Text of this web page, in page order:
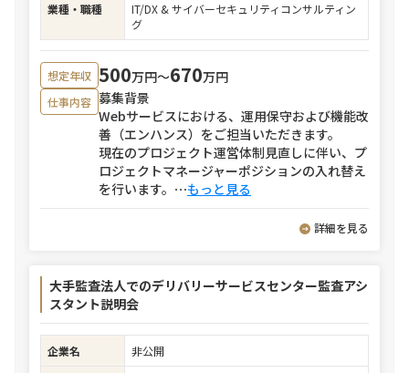
業種・職種
IT/DX & サイバーセキュリティコンサルティン
グ
想定年収 500万円〜670万円
仕事内容 募集背景
Webサービスにおける、運用保守および機能改
善（エンハンス）をご担当いただきます。
現在のプロジェクト運営体制見直しに伴い、プ
ロジェクトマネージャーポジションの入れ替え
を行います。 ⋯もっと見る
詳細を見る
大手監査法人でのデリバリーサービスセンター監査アシ
スタント説明会
企業名
非公開